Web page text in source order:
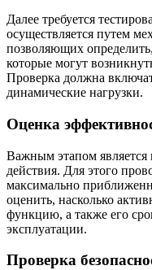
Далее требуется
осуществляется путем
позволяющих
которые могут
Проверка должна
динамические нагрузки.
Оценка
Важным этапом является
действия. Для этого
максимально
оценить, насколько
функцию, а также его
эксплуатации.
Проверка